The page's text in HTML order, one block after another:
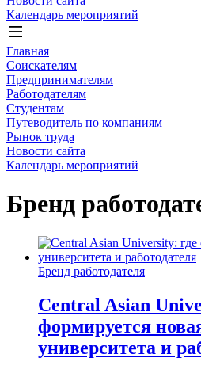
Календарь мероприятий
Главная
Соискателям
Предпринимателям
Работодателям
Студентам
Путеводитель по компаниям
Рынок труда
Новости сайта
Календарь мероприятий
Бренд
Бренд работодателя
Central Asian
формируется
университета и